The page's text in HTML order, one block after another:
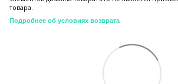
товара.
Подробнее об условиях возврата